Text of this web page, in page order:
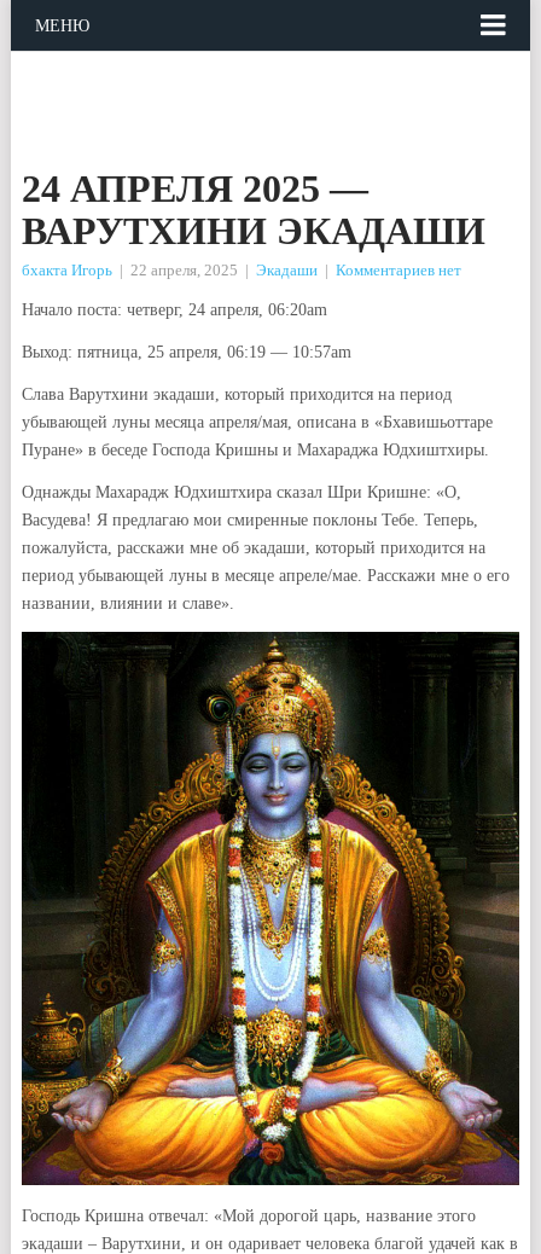
МЕНЮ
24 АПРЕЛЯ 2025 —
ВАРУТХИНИ ЭКАДАШИ
бхакта Игорь | 22 апреля, 2025 | Экадаши | Комментариев нет
Начало поста: четверг, 24 апреля, 06:20am
Выход: пятница, 25 апреля, 06:19 — 10:57am
Слава Варутхини экадаши, который приходится на период
убывающей луны месяца апреля/мая, описана в «Бхавишьоттаре
Пуране» в беседе Господа Кришны и Махараджа Юдхиштхиры.
Однажды Махарадж Юдхиштхира сказал Шри Кришне: «О,
Васудева! Я предлагаю мои смиренные поклоны Тебе. Теперь,
пожалуйста, расскажи мне об экадаши, который приходится на
период убывающей луны в месяце апреле/мае. Расскажи мне о его
названии, влиянии и славе».
Господь Кришна отвечал: «Мой дорогой царь, название этого
экадаши – Варутхини, и он одаривает человека благой удачей как в